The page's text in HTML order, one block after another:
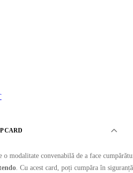
CARD
o modalitate convenabilă de a face
. Cu acest card, poți cumpăra în siguranță